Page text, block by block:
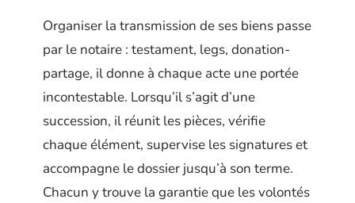
Organiser la transmission de ses biens passe
par le notaire : testament, legs, donation-
partage, il donne à chaque acte une portée
incontestable. Lorsqu’il s’agit d’une
succession, il réunit les pièces, vérifie
chaque élément, supervise les signatures et
accompagne le dossier jusqu’à son terme.
Chacun y trouve la garantie que les volontés